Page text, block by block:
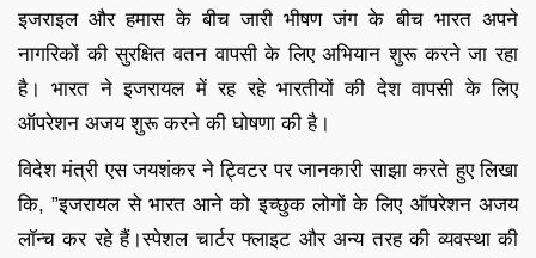
इजराइल और हमास के बीच जारी भीषण जंग के बीच भारत अपने
नागरिकों की सुरक्षित वतन वापसी के लिए अभियान शुरू करने जा रहा
है। भारत ने इजरायल में रह रहे भारतीयों की देश वापसी के लिए
ऑपरेशन अजय शुरू करने की घोषणा की है।
विदेश मंत्री एस जयशंकर ने ट्विटर पर जानकारी साझा करते हुए लिखा
कि, ”इजरायल से भारत आने को इच्छुक लोगों के लिए ऑपरेशन अजय
लॉन्च कर रहे हैं।स्पेशल चार्टर फ्लाइट और अन्य तरह की व्यवस्था की